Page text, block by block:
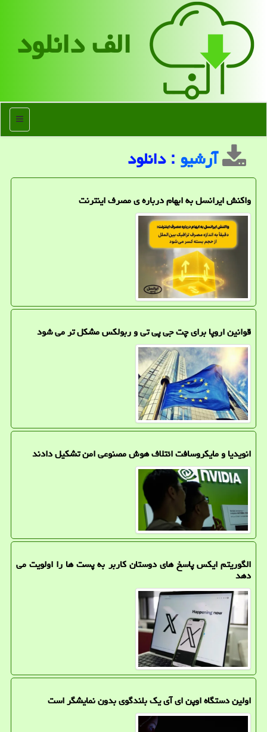
الف دانلود
منو
آرشیو : دانلود
واکنش ایرانسل به ابهام درباره ی مصرف اینترنت
قوانین اروپا برای چت جی پی تی و ربولکس مشکل تر می شود
انویدیا و مایکروسافت ائتلاف هوش مصنوعی امن تشکیل دادند
الگوریتم ایکس پاسخ های دوستان کاربر به پست ها را اولویت می
دهد
اولین دستگاه اوپن ای آی یک بلندگوی بدون نمایشگر است